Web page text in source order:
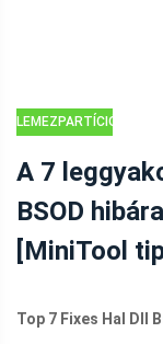
LEMEZPARTÍCIÓS
A 7
BSOD
[MiniTool
Top 7 Fixes Hal Dll